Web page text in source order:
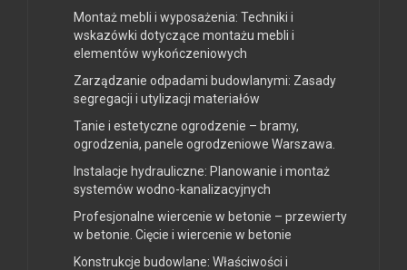
Montaż mebli i wyposażenia: Techniki i
wskazówki dotyczące montażu mebli i
elementów wykończeniowych
Zarządzanie odpadami budowlanymi: Zasady
segregacji i utylizacji materiałów
Tanie i estetyczne ogrodzenie – bramy,
ogrodzenia, panele ogrodzeniowe Warszawa.
Instalacje hydrauliczne: Planowanie i montaż
systemów wodno-kanalizacyjnych
Profesjonalne wiercenie w betonie – przewierty
w betonie. Cięcie i wiercenie w betonie
Konstrukcje budowlane: Właściwości i